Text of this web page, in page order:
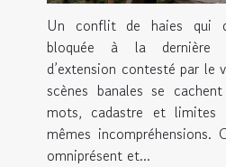
Un conflit de haies qui
bloquée à la dernière
d’extension contesté par le
scènes banales se
mots, cadastre et
mêmes incompréhensions.
omniprésent et...